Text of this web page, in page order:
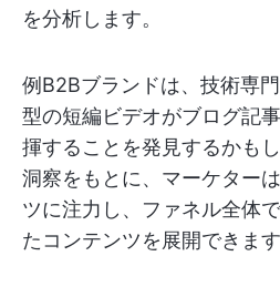
を分析します。
例B2Bブランドは、技術専
型の短編ビデオがブログ記
揮することを発見するかも
洞察をもとに、マーケター
ツに注力し、ファネル全体
たコンテンツを展開できます